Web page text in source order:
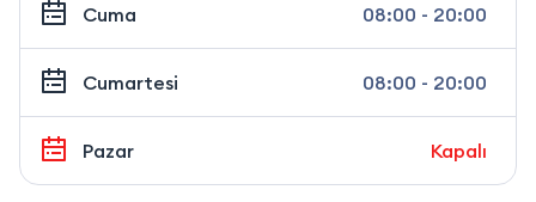
Cuma 08:00 - 20:00
Cumartesi 08:00 - 20:00
Pazar Kapalı